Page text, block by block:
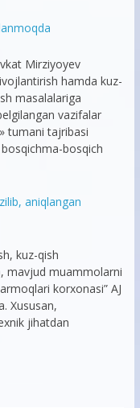
Mirziyoyev
hamda kuz-
masalalariga
vazifalar
tumani tajribasi
bosqich
aniqlangan
kuz-qish
mavjud muammolarni
korxonasi” AJ
Xususan,
jihatdan